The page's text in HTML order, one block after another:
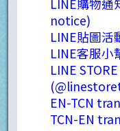
LINE購物
notice)
LINE貼圖
LINE客服
LINE
EN-TCN
TCN-EN